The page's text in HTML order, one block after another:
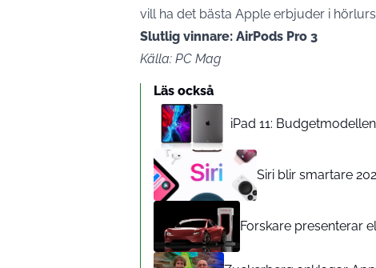
vill ha det bästa Apple erbjuder i
Slutlig vinnare: AirPods Pro 3
Källa: PC Mag
Läs också
iPad 11:
Siri blir smartare
Forskare presenterar